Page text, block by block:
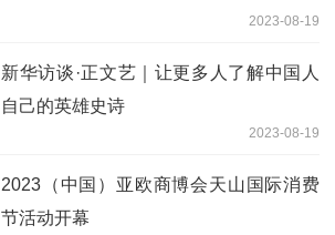
2023-08-19
新华访谈·正文艺｜让更多人了解中国人
自己的英雄史诗
2023-08-19
2023（中国）亚欧商博会天山国际消费
节活动开幕